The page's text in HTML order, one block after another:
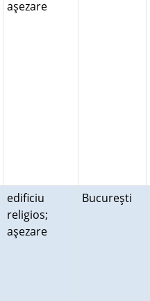
aşezare
edificiu
religios;
aşezare
Bucureşti